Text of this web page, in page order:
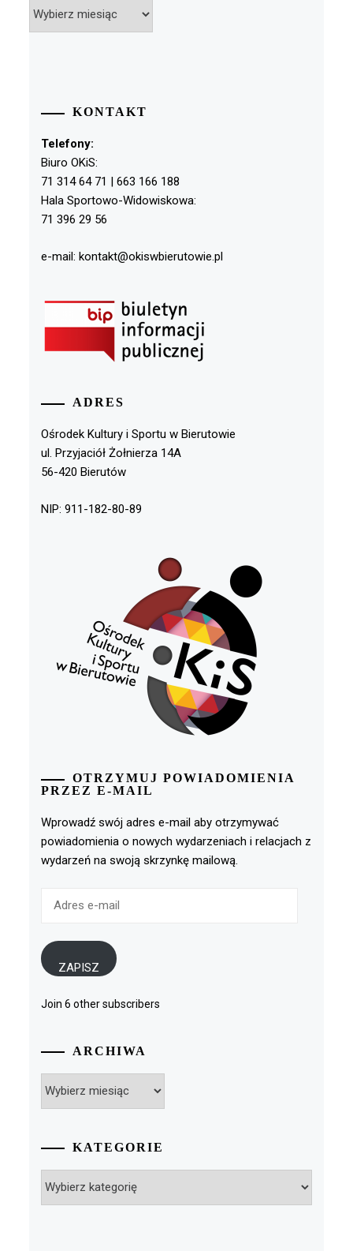
KONTAKT
Telefony:
Biuro OKiS:
71 314 64 71 | 663 166 188
Hala Sportowo-Widowiskowa:
71 396 29 56
e-mail: kontakt@okiswbierutowie.pl
ADRES
Ośrodek Kultury i Sportu w Bierutowie
ul. Przyjaciół Żołnierza 14A
56-420 Bierutów
NIP: 911-182-80-89
OTRZYMUJ POWIADOMIENIA
PRZEZ E-MAIL
Wprowadź swój adres e-mail aby otrzymywać
powiadomienia o nowych wydarzeniach i relacjach z
wydarzeń na swoją skrzynkę mailową.
ZAPISZ
Join 6 other subscribers
ARCHIWA
KATEGORIE